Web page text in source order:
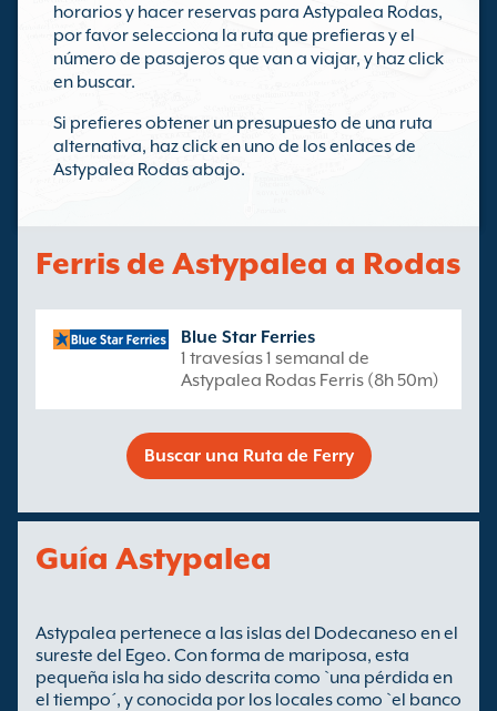
horarios y hacer reservas para Astypalea Rodas,
por favor selecciona la ruta que prefieras y el
número de pasajeros que van a viajar, y haz click
en buscar.
Si prefieres obtener un presupuesto de una ruta
alternativa, haz click en uno de los enlaces de
Astypalea Rodas abajo.
Ferris de Astypalea a Rodas
Blue Star Ferries
1 travesías 1 semanal de
Astypalea Rodas Ferris (8h 50m)
Buscar una Ruta de Ferry
Guía Astypalea
Astypalea pertenece a las islas del Dodecaneso en el
sureste del Egeo. Con forma de mariposa, esta
pequeña isla ha sido descrita como `una pérdida en
el tiempo´, y conocida por los locales como `el banco